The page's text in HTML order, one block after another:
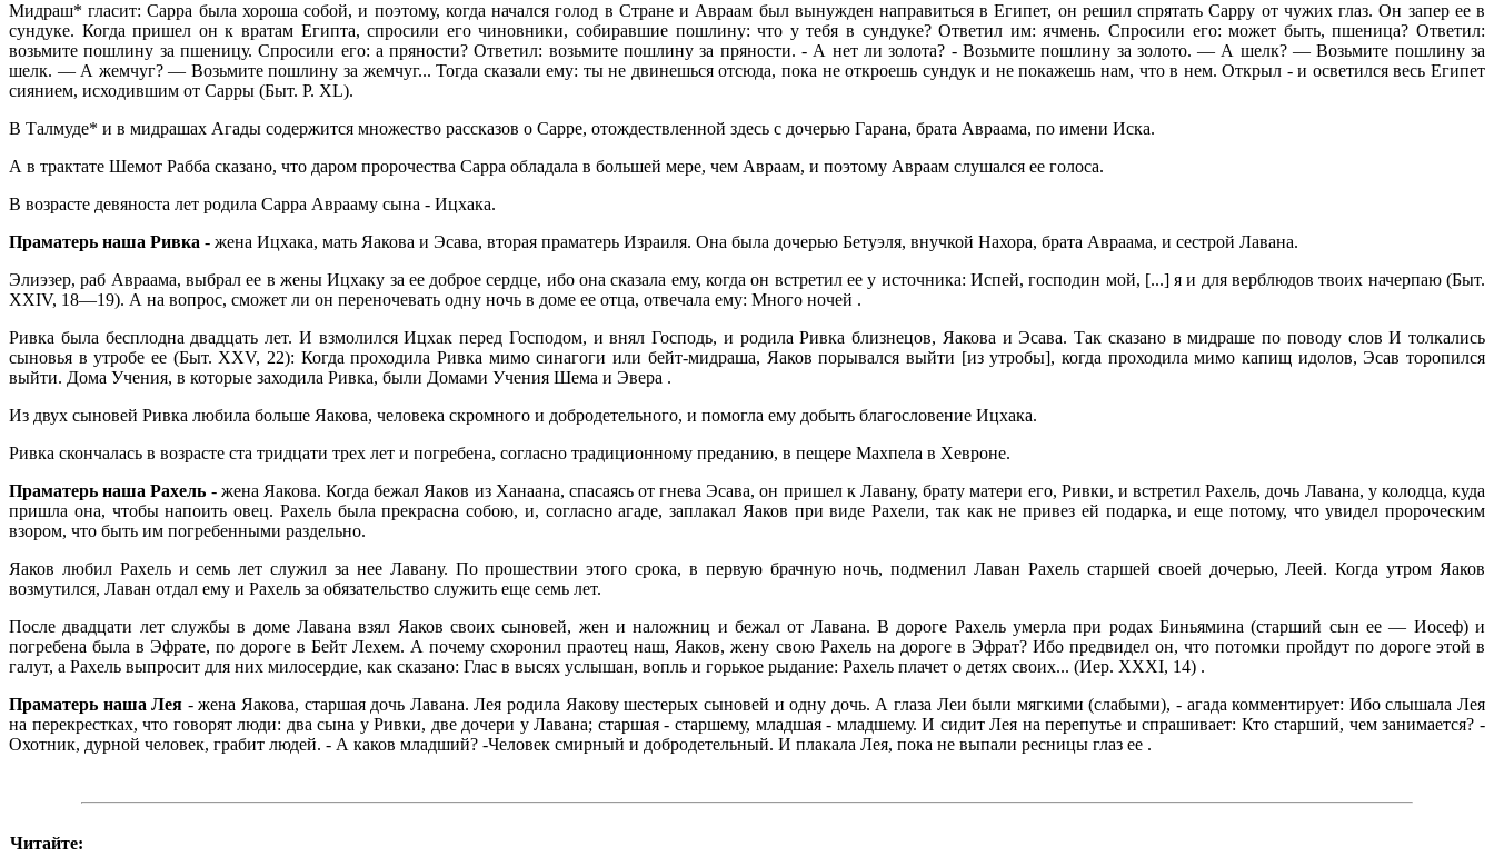
Мидраш* гласит: Сарра была хороша собой, и поэтому, когда начался голод в Стране и Авраам был вынужден направиться в Египет, он решил спрятать Сарру от чужих глаз. Он запер ее в
сундуке. Когда пришел он к вратам Египта, спросили его чиновники, собиравшие пошлину: что у тебя в сундуке? Ответил им: ячмень. Спросили его: может быть, пшеница? Ответил:
возьмите пошлину за пшеницу. Спросили его: а пряности? Ответил: возьмите пошлину за пряности. - А нет ли золота? - Возьмите пошлину за золото. — А шелк? — Возьмите пошлину за
шелк. — А жемчуг? — Возьмите пошлину за жемчуг... Тогда сказали ему: ты не двинешься отсюда, пока не откроешь сундук и не покажешь нам, что в нем. Открыл - и осветился весь Египет
сиянием, исходившим от Сарры (Быт. P. XL).
В Талмуде* и в мидрашах Агады содержится множество рассказов о Сарре, отождествленной здесь с дочерью Гарана, брата Авраама, по имени Иска.
А в трактате Шемот Рабба сказано, что даром пророчества Сарра обладала в большей мере, чем Авраам, и поэтому Авраам слушался ее голоса.
В возрасте девяноста лет родила Сарра Аврааму сына - Ицхака.
Праматерь наша Ривка - жена Ицхака, мать Яакова и Эсава, вторая праматерь Израиля. Она была дочерью Бетуэля, внучкой Нахора, брата Авраама, и сестрой Лавана.
Элиэзер, раб Авраама, выбрал ее в жены Ицхаку за ее доброе сердце, ибо она сказала ему, когда он встретил ее у источника: Испей, господин мой, [...] я и для верблюдов твоих начерпаю (Быт.
XXIV, 18—19). А на вопрос, сможет ли он переночевать одну ночь в доме ее отца, отвечала ему: Много ночей .
Ривка была бесплодна двадцать лет. И взмолился Ицхак перед Господом, и внял Господь, и родила Ривка близнецов, Яакова и Эсава. Так сказано в мидраше по поводу слов И толкались
сыновья в утробе ее (Быт. XXV, 22): Когда проходила Ривка мимо синагоги или бейт-мидраша, Яаков порывался выйти [из утробы], когда проходила мимо капищ идолов, Эсав торопился
выйти. Дома Учения, в которые заходила Ривка, были Домами Учения Шема и Эвера .
Из двух сыновей Ривка любила больше Яакова, человека скромного и добродетельного, и помогла ему добыть благословение Ицхака.
Ривка скончалась в возрасте ста тридцати трех лет и погребена, согласно традиционному преданию, в пещере Махпела в Хевроне.
Праматерь наша Рахель - жена Яакова. Когда бежал Яаков из Ханаана, спасаясь от гнева Эсава, он пришел к Лавану, брату матери его, Ривки, и встретил Рахель, дочь Лавана, у колодца, куда
пришла она, чтобы напоить овец. Рахель была прекрасна собою, и, согласно агаде, заплакал Яаков при виде Рахели, так как не привез ей подарка, и еще потому, что увидел пророческим
взором, что быть им погребенными раздельно.
Яаков любил Рахель и семь лет служил за нее Лавану. По прошествии этого срока, в первую брачную ночь, подменил Лаван Рахель старшей своей дочерью, Леей. Когда утром Яаков
возмутился, Лаван отдал ему и Рахель за обязательство служить еще семь лет.
После двадцати лет службы в доме Лавана взял Яаков своих сыновей, жен и наложниц и бежал от Лавана. В дороге Рахель умерла при родах Биньямина (старший сын ее — Иосеф) и
погребена была в Эфрате, по дороге в Бейт Лехем. А почему схоронил праотец наш, Яаков, жену свою Рахель на дороге в Эфрат? Ибо предвидел он, что потомки пройдут по дороге этой в
галут, а Рахель выпросит для них милосердие, как сказано: Глас в высях услышан, вопль и горькое рыдание: Рахель плачет о детях своих... (Иер. XXXI, 14) .
Праматерь наша Лея - жена Яакова, старшая дочь Лавана. Лея родила Яакову шестерых сыновей и одну дочь. А глаза Леи были мягкими (слабыми), - агада комментирует: Ибо слышала Лея
на перекрестках, что говорят люди: два сына у Ривки, две дочери у Лавана; старшая - старшему, младшая - младшему. И сидит Лея на перепутье и спрашивает: Кто старший, чем занимается? -
Охотник, дурной человек, грабит людей. - А каков младший? -Человек смирный и добродетельный. И плакала Лея, пока не выпали ресницы глаз ее .
Читайте: